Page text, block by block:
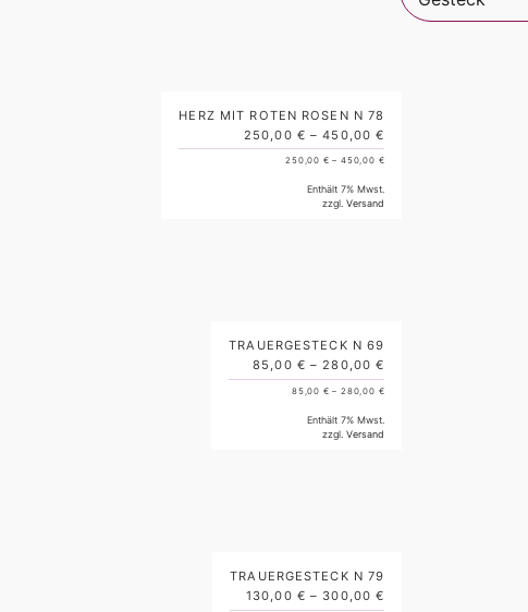
HERZ MIT ROTEN ROSEN N 78
250,00 € –450,00€
250,00 € –450,00 €
Enthält 7% Mwst.
zzgl.Versand
TRAUERGESTECK N 69
85,00 € –280,00€
85,00 € –280,00 €
Enthält 7% Mwst.
zzgl.Versand
TRAUERGESTECK N 79
130,00 € – 300,00€